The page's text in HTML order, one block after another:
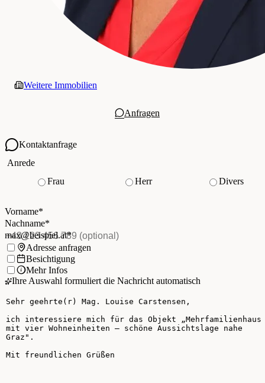
Weitere Immobilien
Anfragen
Kontaktanfrage
Ihre Kontaktdaten
Anrede
Frau
Herr
Divers
Vorname*
Nachname
Nachname*
E-Mail*(Pflichtfeld)
max@beispiel.at*
Telefon(optional)
Ich möchte:Adresse anfragen
Besichtigung
Mehr Infos
Ihre Auswahl formuliert die Nachricht automatisch
Ihre Nachricht